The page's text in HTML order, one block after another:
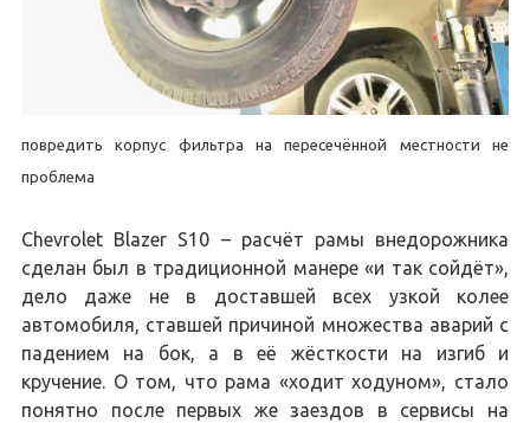
повредить корпус фильтра на пересечённой местности не
проблема
Chevrolet Blazer S10 – расчёт рамы внедорожника
сделан был в традиционной манере «и так сойдёт»,
дело даже не в доставшей всех узкой колее
автомобиля, ставшей причиной множества аварий с
падением на бок, а в её жёсткости на изгиб и
кручение. О том, что рама «ходит ходуном», стало
понятно после первых же заездов в сервисы на